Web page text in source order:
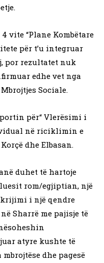
vite “Plane Kombëtare
për t’u integruar
por rezultatet nuk
edhe vet nga
Sociale.
për“ Vlerësimi i
në riciklimin e
dhe Elbasan.
duhet të hartoje
rom/egjiptian, një
krijimi i një qendre
Sharrë me pajisje të
atyre kushte të
dhe pagesë